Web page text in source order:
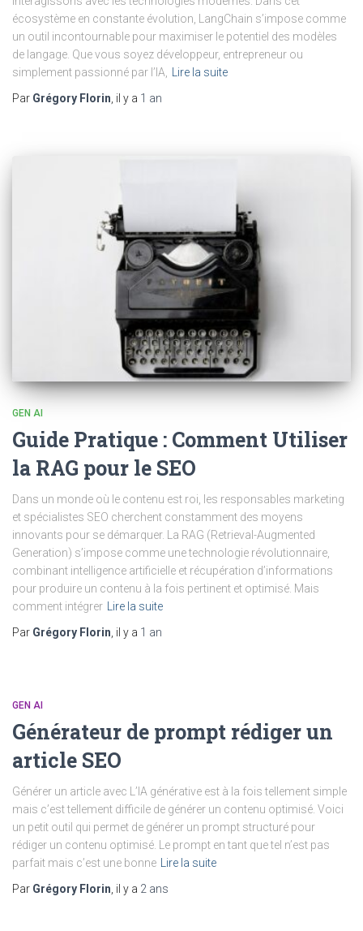
écosystème en constante évolution, LangChain s’impose comme
un outil incontournable pour maximiser le potentiel des modèles
de langage. Que vous soyez développeur, entrepreneur ou
simplement passionné par l’IA,
Lire la suite
Par Grégory Florin , il y a 1 an
GEN AI
Guide Pratique : Comment Utiliser
la RAG pour le SEO
Dans un monde où le contenu est roi, les responsables marketing
et spécialistes SEO cherchent constamment des moyens
innovants pour se démarquer. La RAG (Retrieval-Augmented
Generation) s’impose comme une technologie révolutionnaire,
combinant intelligence artificielle et récupération d’informations
pour produire un contenu à la fois pertinent et optimisé. Mais
comment intégrer Lire la suite
Par Grégory Florin, il y a 1 an
GEN AI
Générateur de prompt rédiger un
article SEO
Générer un article avec L’IA générative est à la fois tellement simple
mais c’est tellement difficile de générer un contenu optimisé. Voici
un petit outil qui permet de générer un prompt structuré pour
rédiger un contenu optimisé. Le prompt en tant que tel n’est pas
parfait mais c’est une bonne Lire la suite
Par Grégory Florin, il y a 2 ans